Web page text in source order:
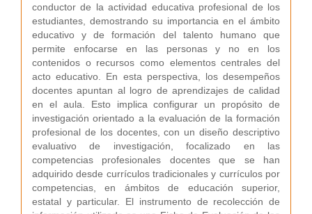
conductor de la actividad educativa profesional de los
estudiantes, demostrando su importancia en el ámbito
educativo y de formación del talento humano que
permite enfocarse en las personas y no en los
contenidos o recursos como elementos centrales del
acto educativo. En esta perspectiva, los desempeños
docentes apuntan al logro de aprendizajes de calidad
en el aula. Esto implica configurar un propósito de
investigación orientado a la evaluación de la formación
profesional de los docentes, con un diseño descriptivo
evaluativo de investigación, focalizado en las
competencias profesionales docentes que se han
adquirido desde currículos tradicionales y currículos por
competencias, en ámbitos de educación superior,
estatal y particular. El instrumento de recolección de